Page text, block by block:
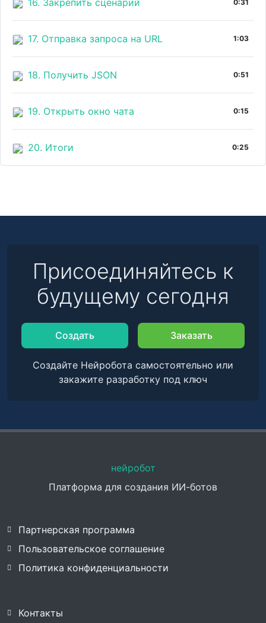
16. Закрепить сценарий 0:31
17. Отправка запроса на URL 1:03
18. Получить JSON 0:51
19. Открыть окно чата 0:15
20. Итоги 0:25
Присоединяйтесь к
будущему сегодня
Создать Заказать
Создайте Нейробота самостоятельно или
закажите разработку под ключ
нейробот
Платформа для создания ИИ-ботов
Партнерская программа
Пользовательское соглашение
Политика конфиденциальности
Контакты